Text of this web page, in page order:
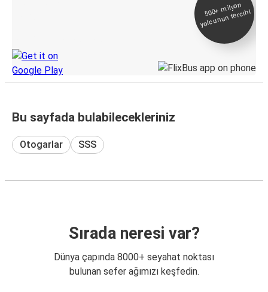
500+
milyon
yolcunun tercihi
Bu sayfada bulabilecekleriniz
Otogarlar SSS
Sırada neresi var?
Dünya çapında 8000+ seyahat noktası
bulunan sefer ağımızı keşfedin.